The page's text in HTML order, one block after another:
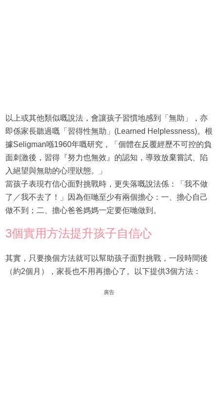
以上或其他類似嘅說法，會讓孩子習慣地感到「無助」，亦
即係家長聽過嘅「習得性無助」(Learned Helplessness)。根
據Seligman喺1960年嘅研究，「個體在反覆經歷不可控的負
面刺激後，習得『努力也無效』的認知，導致放棄嘗試、陷
入絕望與無助的心理狀態。」
當孩子表現冇信心面對挑戰時，更失落嘅說法係：「我不做
了／我不去了！」因為佢哋至少有兩個擔心：一、擔心自己
做不到；二、擔心爸爸媽媽一定要佢哋做到。
3個實用方法提升孩子自信心
其實，只要換個方法就可以幫助孩子面對挑戰，一段時間後
（約2個月），家長也不用再擔心了。以下提供3個方法：
廣告